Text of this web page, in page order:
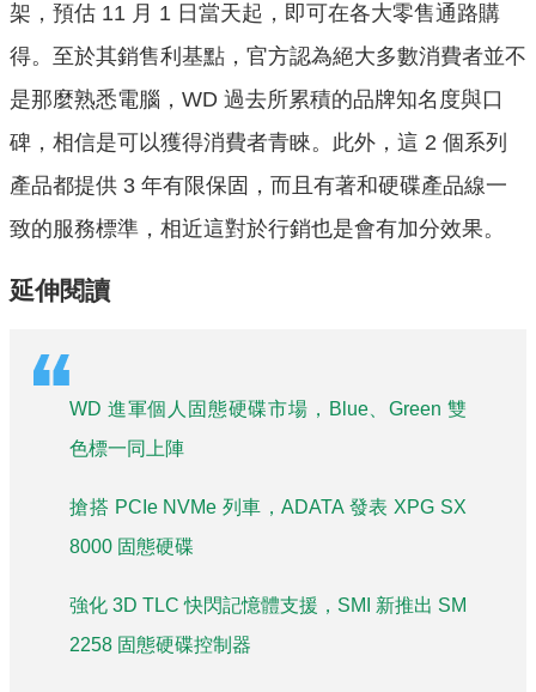
架，預估 11 月 1 日當天起，即可在各大零售通路購
得。至於其銷售利基點，官方認為絕大多數消費者並不
是那麼熟悉電腦，WD 過去所累積的品牌知名度與口
碑，相信是可以獲得消費者青睞。此外， 這 2 個系列
產品都提供 3 年有限保固，而且有著和硬碟產品線一
致的服務標準，相近這對於行銷也是會有加分效果。
延伸閱讀
WD 進軍個人固態硬碟市場，Blue、Green 雙
色標一同上陣
搶搭 PCIe NVMe 列車，ADATA 發表 XPG SX
8000 固態硬碟
強化 3D TLC 快閃記憶體支援，SMI 新推出 SM
2258 固態硬碟控制器